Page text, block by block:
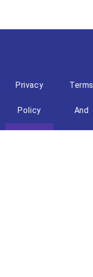
Privacy
Policy
Terms
And